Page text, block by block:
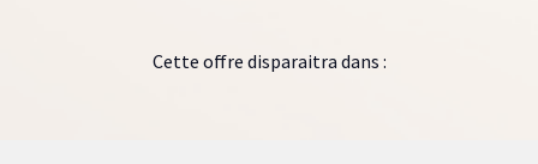
Cette offre disparaitra dans :